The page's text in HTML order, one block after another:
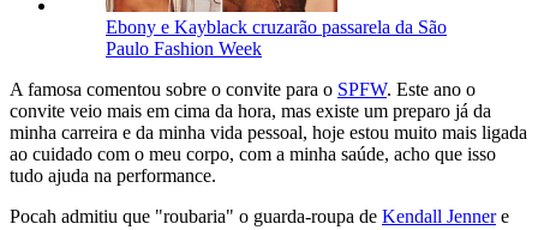
Ebony e Kayblack cruzarão passarela da São
Paulo Fashion Week
A famosa comentou sobre o convite para o SPFW. Este ano o
convite veio mais em cima da hora, mas existe um preparo já da
minha carreira e da minha vida pessoal, hoje estou muito mais ligada
ao cuidado com o meu corpo, com a minha saúde, acho que isso
tudo ajuda na performance.
Pocah admitiu que "roubaria" o guarda-roupa de Kendall Jennere